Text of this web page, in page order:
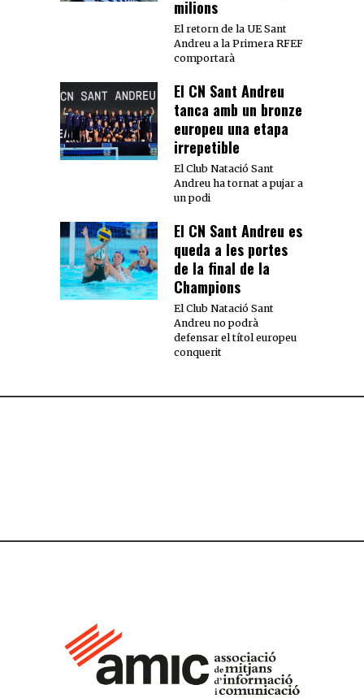
milions
El retorn de la UE Sant
Andreu a la Primera RFEF
comportarà
El CN Sant Andreu
tanca amb un bronze
europeu una etapa
irrepetible
El Club Natació Sant
Andreu ha tornat a pujar a
un podi
El CN Sant Andreu es
queda a les portes
de la final de la
Champions
El Club Natació Sant
Andreu no podrà
defensar el títol europeu
conquerit